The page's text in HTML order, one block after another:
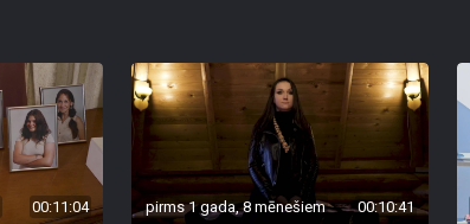
00:11:04 pirms 1 gada, 8 mēnešiem 00:10:41